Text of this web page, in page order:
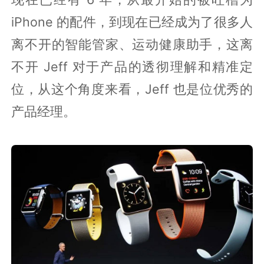
iPhone 的配件，到现在已经成为了很多人
离不开的智能管家、运动健康助手，这离
不开 Jeff 对于产品的透彻理解和精准定
位，从这个角度来看，Jeff 也是位优秀的
产品经理。